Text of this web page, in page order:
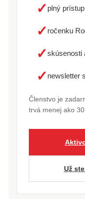
✓ plný
✓ ročenku
✓skúsenosti
✓ newsletter
Členstvo je
trvá menej ako
Už